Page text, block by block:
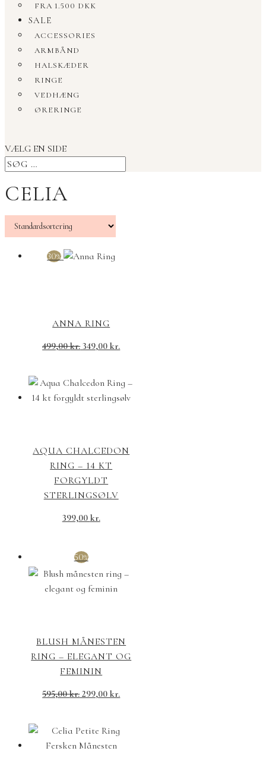
FRA 1.500 DKK
SALE
ACCESSORIES
ARMBÅND
HALSKÆDER
RINGE
VEDHÆNG
ØRERINGE
VÆLG EN SIDE
CELIA
30%
ANNA RING
499,00kr. 349,00kr.
AQUA CHALCEDON
RING – 14 KT
FORGYLDT
STERLINGSØLV
399,00 kr.
50%
BLUSH MÅNESTEN
RING – ELEGANT OG
FEMININ
595,00kr. 299,00kr.